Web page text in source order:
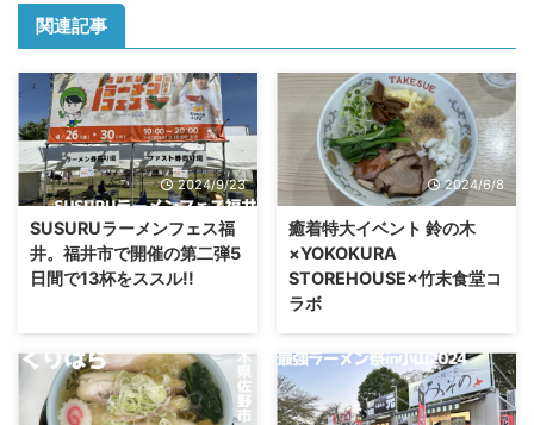
関連記事
2024/9/23
SUSURUラーメンフェス福
井。福井市で開催の第二弾5
日間で13杯をススル!!
2024/6/8
癒着特大イベント 鈴の木
×YOKOKURA
STOREHOUSE×竹末食堂コ
ラボ